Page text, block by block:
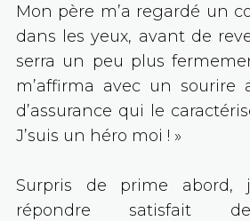
Mon père m’a regardé un
dans les yeux, avant de
serra un peu plus
m’affirma avec un sourire
d’assurance qui le
J’suis un héro moi ! »
Surpris de prime
répondre satisfait